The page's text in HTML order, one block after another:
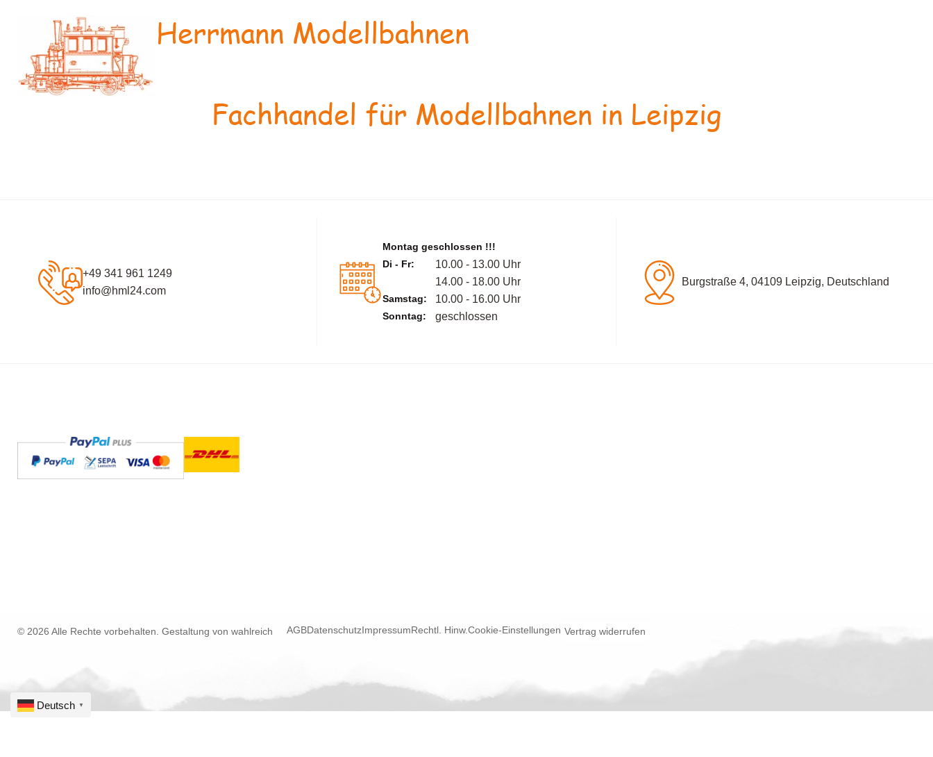
Herrmann Modellbahnen
Fachhandel für Modellbahnen in Leipzig
+49 341 961 1249
info@hml24.com
Montag geschlossen !!!
Di - Fr:
10.00 - 13.00 Uhr
14.00 - 18.00 Uhr
Samstag: 10.00 - 16.00 Uhr
Sonntag: geschlossen
Burgstraße 4, 04109 Leipzig, Deutschland
© 2026 Alle Rechte vorbehalten. Gestaltung von wahlreich AGBDatenschutzImpressumRechtl. Hinw.Cookie-Einstellungen Vertrag widerrufen
Deutsch ▼